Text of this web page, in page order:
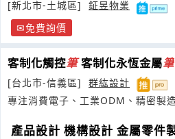
[新北市-土城區]
鉦昱物業
免費詢價
客制化觸控筆客制化永恆金屬筆
[台北市-信義區]
群紘設計
專注消費電子、工業ODM、精密製
產品設計 機構設計 金屬零件